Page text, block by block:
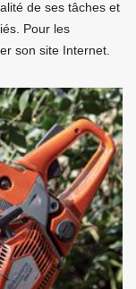
de ses tâches et
Pour les
son site Internet.